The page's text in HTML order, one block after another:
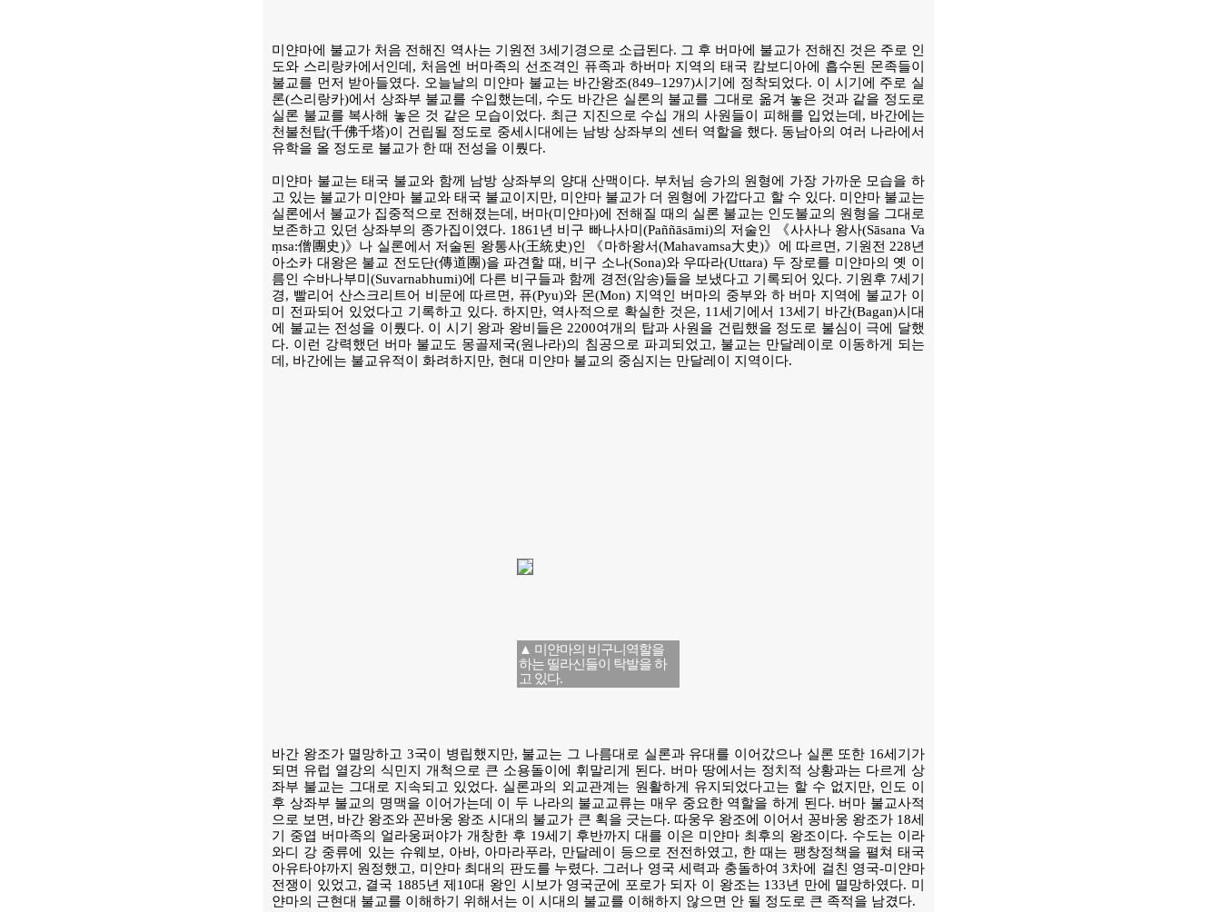
미얀마에 불교가 처음 전해진 역사는 기원전 3세기경으로 소급된다. 그 후 버마에 불교가 전해진 것은 주로 인
도와 스리랑카에서인데, 처음엔 버마족의 선조격인 퓨족과 하버마 지역의 태국 캄보디아에 흡수된 몬족들이
불교를 먼저 받아들였다. 오늘날의 미얀마 불교는 바간왕조(849–1297)시기에 정착되었다. 이 시기에 주로 실
론(스리랑카)에서 상좌부 불교를 수입했는데, 수도 바간은 실론의 불교를 그대로 옮겨 놓은 것과 같을 정도로
실론 불교를 복사해 놓은 것 같은 모습이었다. 최근 지진으로 수십 개의 사원들이 피해를 입었는데, 바간에는
천불천탑(千佛千塔)이 건립될 정도로 중세시대에는 남방 상좌부의 센터 역할을 했다. 동남아의 여러 나라에서
유학을 올 정도로 불교가 한 때 전성을 이뤘다.
미얀마 불교는 태국 불교와 함께 남방 상좌부의 양대 산맥이다. 부처님 승가의 원형에 가장 가까운 모습을 하
고 있는 불교가 미얀마 불교와 태국 불교이지만, 미얀마 불교가 더 원형에 가깝다고 할 수 있다. 미얀마 불교는
실론에서 불교가 집중적으로 전해졌는데, 버마(미얀마)에 전해질 때의 실론 불교는 인도불교의 원형을 그대로
보존하고 있던 상좌부의 종가집이였다. 1861년 비구 빠나사미(Paññāsāmi)의 저술인 《사사나 왕사(Sāsana Va
ṃsa:僧團史)》나 실론에서 저술된 왕통사(王統史)인 《마하왕서(Mahavamsa大史)》에 따르면, 기원전 228년
아소카 대왕은 불교 전도단(傳道團)을 파견할 때, 비구 소나(Sona)와 우따라(Uttara) 두 장로를 미얀마의 옛 이
름인 수바나부미(Suvarnabhumi)에 다른 비구들과 함께 경전(암송)들을 보냈다고 기록되어 있다. 기원후 7세기
경, 빨리어 산스크리트어 비문에 따르면, 퓨(Pyu)와 몬(Mon) 지역인 버마의 중부와 하 버마 지역에 불교가 이
미 전파되어 있었다고 기록하고 있다. 하지만, 역사적으로 확실한 것은, 11세기에서 13세기 바간(Bagan)시대
에 불교는 전성을 이뤘다. 이 시기 왕과 왕비들은 2200여개의 탑과 사원을 건립했을 정도로 불심이 극에 달했
다. 이런 강력했던 버마 불교도 몽골제국(원나라)의 침공으로 파괴되었고, 불교는 만달레이로 이동하게 되는
데, 바간에는 불교유적이 화려하지만, 현대 미얀마 불교의 중심지는 만달레이 지역이다.
▲ 미얀마의 비구니역할을
하는 띨라신들이 탁발을 하
고 있다.
바간 왕조가 멸망하고 3국이 병립했지만, 불교는 그 나름대로 실론과 유대를 이어갔으나 실론 또한 16세기가
되면 유럽 열강의 식민지 개척으로 큰 소용돌이에 휘말리게 된다. 버마 땅에서는 정치적 상황과는 다르게 상
좌부 불교는 그대로 지속되고 있었다. 실론과의 외교관계는 원활하게 유지되었다고는 할 수 없지만, 인도 이
후 상좌부 불교의 명맥을 이어가는데 이 두 나라의 불교교류는 매우 중요한 역할을 하게 된다. 버마 불교사적
으로 보면, 바간 왕조와 꼰바웅 왕조 시대의 불교가 큰 획을 긋는다. 따웅우 왕조에 이어서 꽁바웅 왕조가 18세
기 중엽 버마족의 얼라웅퍼야가 개창한 후 19세기 후반까지 대를 이은 미얀마 최후의 왕조이다. 수도는 이라
와디 강 중류에 있는 슈웨보, 아바, 아마라푸라, 만달레이 등으로 전전하였고, 한 때는 팽창정책을 펼쳐 태국
아유타야까지 원정했고, 미얀마 최대의 판도를 누렸다. 그러나 영국 세력과 충돌하여 3차에 걸친 영국-미얀마
전쟁이 있었고, 결국 1885년 제10대 왕인 시보가 영국군에 포로가 되자 이 왕조는 133년 만에 멸망하였다. 미
얀마의 근현대 불교를 이해하기 위해서는 이 시대의 불교를 이해하지 않으면 안 될 정도로 큰 족적을 남겼다.